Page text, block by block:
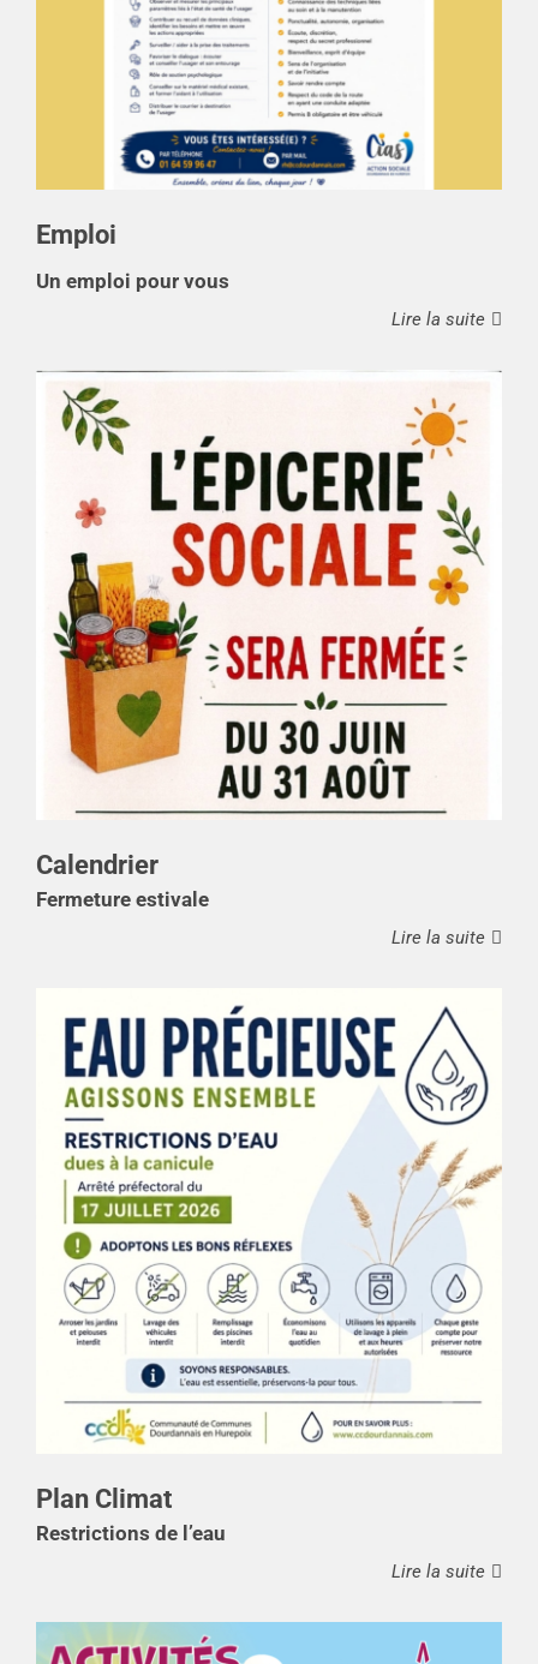
Emploi
Un emploi pour vous
Lire la suite
Calendrier
Fermeture estivale
Lire la suite
Plan Climat
Restrictions de l’eau
Lire la suite